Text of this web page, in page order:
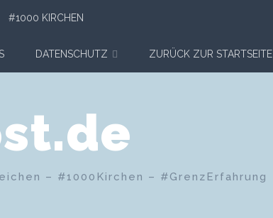
#1000 KIRCHEN
DATENSCHUTZ ZURÜCK ZUR STARTSEITE
– #1000Kirchen – #GrenzErfahrung